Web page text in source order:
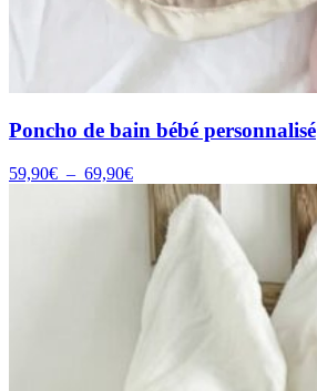
Poncho de bain bébé personnalisé
59,90€ – 69,90€Plage
prix :
59,90€
69,90€